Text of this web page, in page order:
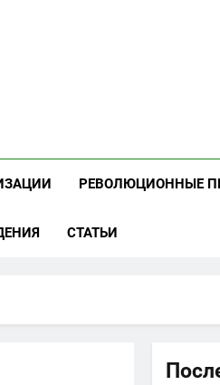
РЕВОЛЮЦИОННЫЕ
СТАТЬИ